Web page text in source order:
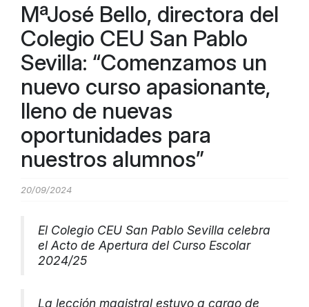
MªJosé Bello, directora del
Colegio CEU San Pablo
Sevilla: “Comenzamos un
nuevo curso apasionante,
lleno de nuevas
oportunidades para
nuestros alumnos”
20/09/2024
El Colegio CEU San Pablo Sevilla celebra
el Acto de Apertura del Curso Escolar
2024/25
La lección magistral estuvo a cargo de